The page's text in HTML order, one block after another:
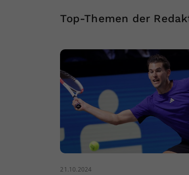
Top-Themen der
21.10.2024